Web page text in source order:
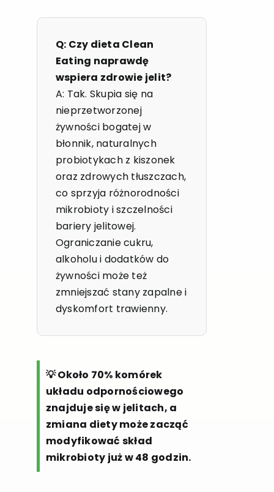
Q: Czy dieta Clean
Eating naprawdę
wspiera zdrowie jelit?
A: Tak. Skupia się na
nieprzetworzonej
żywności bogatej w
błonnik, naturalnych
probiotykach z kiszonek
oraz zdrowych tłuszczach,
co sprzyja różnorodności
mikrobioty i szczelności
bariery jelitowej.
Ograniczanie cukru,
alkoholu i dodatków do
żywności może też
zmniejszać stany zapalne i
dyskomfort trawienny.
💡 Około 70% komórek
układu odpornościowego
znajduje się w jelitach, a
zmiana diety może zacząć
modyfikować skład
mikrobioty już w 48 godzin.